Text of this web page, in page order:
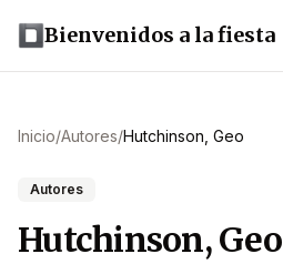
Bienvenidos a la fiesta
Inicio/Autores/Hutchinson, Geo
Autores
Hutchinson, Geo